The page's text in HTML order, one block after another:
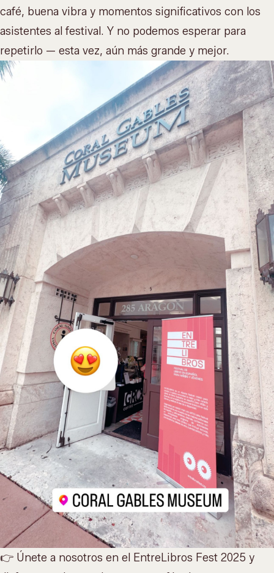
café, buena vibra y momentos significativos con los
asistentes al festival. Y no podemos esperar para
repetirlo — esta vez, aún más grande y mejor.
👉 Únete a nosotros en el EntreLibros Fest 2025 y